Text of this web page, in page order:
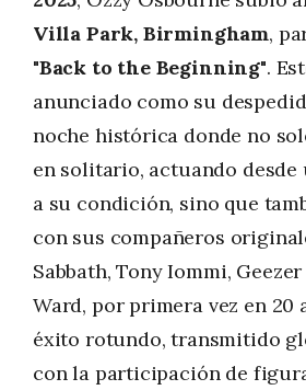
Villa Park, Birmingham,
"Back to the Beginning".
anunciado como su
noche histórica donde no
en solitario, actuando
a su condición, sino que
con sus compañeros
Sabbath, Tony Iommi,
Ward, por primera vez en 20
éxito rotundo, transmitido
con la participación de